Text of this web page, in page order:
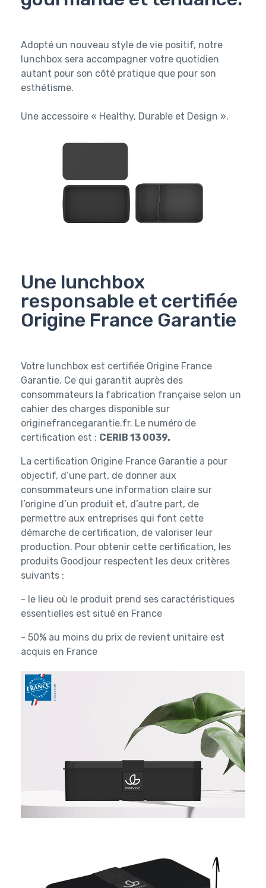
Adopté un nouveau style de vie positif, notre
lunchbox sera accompagner votre quotidien
autant pour son côté pratique que pour son
esthétisme.
Une accessoire « Healthy, Durable et Design ».
Une lunchbox
responsable et certifiée
Origine France Garantie
Votre lunchbox est certifiée Origine France
Garantie. Ce qui garantit auprès des
consommateurs la fabrication française selon un
cahier des charges disponible sur
originefrancegarantie.fr. Le numéro de
certification est : CERIB 13 0039.
La certification Origine France Garantie a pour
objectif, d’une part, de donner aux
consommateurs une information claire sur
l’origine d’un produit et, d’autre part, de
permettre aux entreprises qui font cette
démarche de certification, de valoriser leur
production. Pour obtenir cette certification, les
produits Goodjour respectent les deux critères
suivants :
- le lieu où le produit prend ses caractéristiques
essentielles est situé en France
- 50% au moins du prix de revient unitaire est
acquis en France